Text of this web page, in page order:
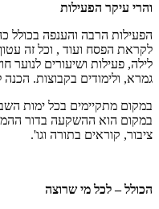
והרי עיקר הפעילות
הפעילות הרבה והענפה בכולל
לקראת הפסח ועוד , וכל זה
לילה, פעילות ושיעורים לנוער
גמרא, ולימודים בקבוצות.
במקום מתקיימים בכל ימות
במקום הוא ההשקעה בדור
ציבור, קוראים בתורה וגו'.
הכולל – לכל מי שרוצה